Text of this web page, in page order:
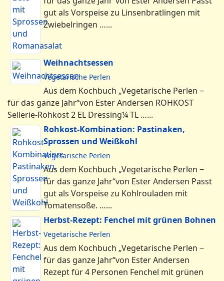
gut als Vorspeise zu Linsenbratlingen mit
Zwiebelringen …...
Weihnachtsessen
Vegetarische Perlen
Aus dem Kochbuch „Vegetarische Perlen ‒
für das ganze Jahr“von Ester Andersen ROHKOST
Sellerie-Rohkost 2 EL Dressing¼ TL …...
Rohkost-Kombination: Pastinaken,
Sprossen und Weißkohl
Vegetarische Perlen
Aus dem Kochbuch „Vegetarische Perlen ‒
für das ganze Jahr“von Ester Andersen Passt
gut als Vorspeise zu Kohlrouladen mit
Tomatensoße. …...
Herbst-Rezept: Fenchel mit grünen Bohnen
Vegetarische Perlen
Aus dem Kochbuch „Vegetarische Perlen ‒
für das ganze Jahr“von Ester Andersen
Rezept für 4 Personen Fenchel mit grünen